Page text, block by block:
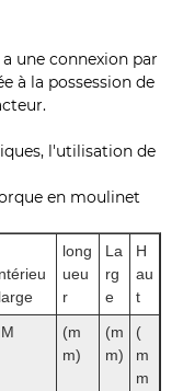
une connexion par
à la possession de
l'utilisation de
en moulinet
long
ueu
r
La
rg
e
H
au
t
(m
m)
(m
m)
(
m
m